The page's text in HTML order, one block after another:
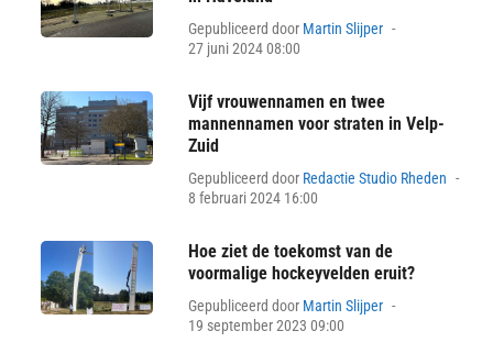
Gepubliceerd door Martin Slijper
27 juni 2024 08:00
Vijf vrouwennamen en twee
mannennamen voor straten in Velp-
Zuid
Gepubliceerd door Redactie Studio Rheden
8 februari 2024 16:00
Hoe ziet de toekomst van de
voormalige hockeyvelden eruit?
Gepubliceerd door Martin Slijper
19 september 2023 09:00